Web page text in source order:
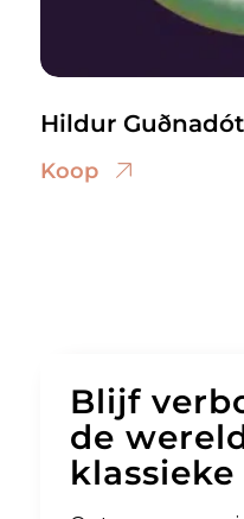
Hildur
Koop
Blijf
de